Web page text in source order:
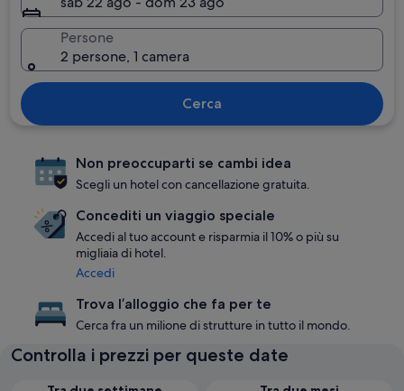
Persone
2 persone, 1 camera
Cerca
Non preoccuparti se cambi idea
Scegli un hotel con cancellazione gratuita.
Concediti un viaggio speciale
Accedi al tuo account e risparmia il 10% o più su
migliaia di hotel.
Accedi
Trova l’alloggio che fa per te
Cerca fra un milione di strutture in tutto il mondo.
Controlla i prezzi per queste date